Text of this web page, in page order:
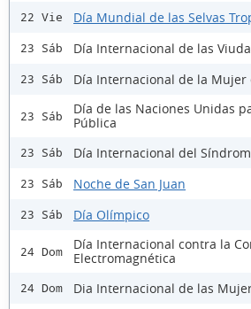
22 Vie Día Mundial de las Selvas
23 Sáb Día Internacional de las
23 Sáb Día Internacional de la Mujer
23 Sáb
Día de las Naciones Unidas
Pública
23 Sáb Día Internacional del
23 Sáb Noche de San Juan
23 Sáb Día Olímpico
24 Dom
Día Internacional contra la
Electromagnética
24 Dom Dia Internacional de las